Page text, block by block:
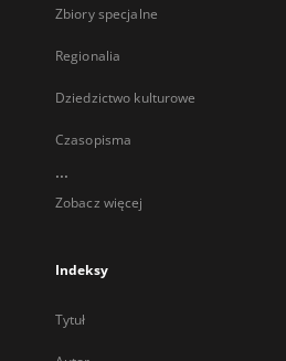
Zbiory specjalne
Regionalia
Dziedzictwo kulturowe
Czasopisma
...
Zobacz więcej
Indeksy
Tytuł